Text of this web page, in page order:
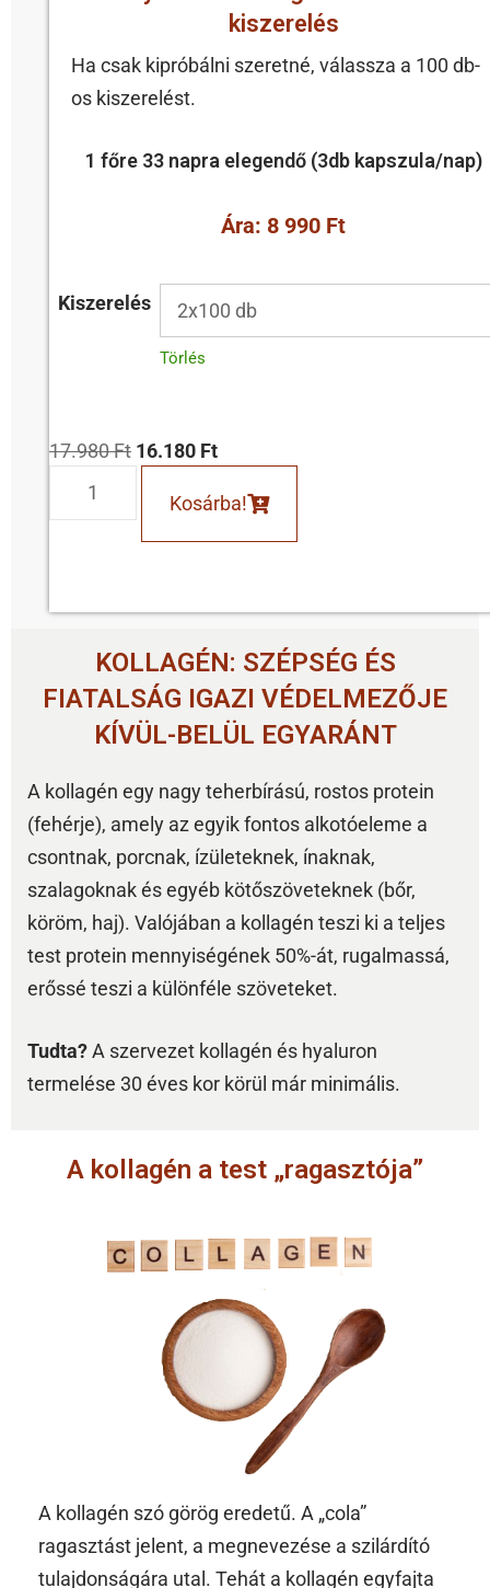
kiszerelés
Ha csak kipróbálni szeretné, válassza a 100 db-
os kiszerelést.
1 főre 33 napra elegendő (3db kapszula/nap)
Ára: 8 990 Ft
Kiszerelés
Törlés
17.980Ft 16.180 Ft
Kosárba!
KOLLAGÉN: SZÉPSÉG ÉS
FIATALSÁG IGAZI VÉDELMEZŐJE
KÍVÜL-BELÜL EGYARÁNT
A kollagén egy nagy teherbírású, rostos protein
(fehérje), amely az egyik fontos alkotóeleme a
csontnak, porcnak, ízületeknek, ínaknak,
szalagoknak és egyéb kötőszöveteknek (bőr,
köröm, haj). Valójában a kollagén teszi ki a teljes
test protein mennyiségének 50%-át, rugalmassá,
erőssé teszi a különféle szöveteket.
Tudta?A szervezet kollagén és hyaluron
termelése 30 éves kor körül már minimális.
A kollagén a test „ragasztója”
A kollagén szó görög eredetű. A „cola”
ragasztást jelent, a megnevezése a szilárdító
tulajdonságára utal. Tehát a kollagén egyfajta